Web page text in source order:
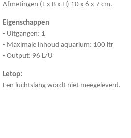
Afmetingen (L x B x H) 10 x 6 x 7 cm.
Eigenschappen
- Uitgangen: 1
- Maximale inhoud aquarium: 100 ltr
- Output: 96 L/U
Letop:
Een luchtslang wordt niet meegeleverd.